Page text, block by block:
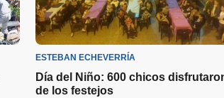
ESTEBAN ECHEVERRÍA
Día del Niño: 600 chicos
de los festejos